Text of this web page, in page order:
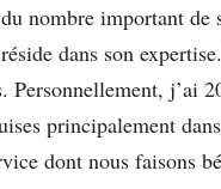
du nombre important
dans son
Personnellement, j’ai
principalement
dont nous faisons